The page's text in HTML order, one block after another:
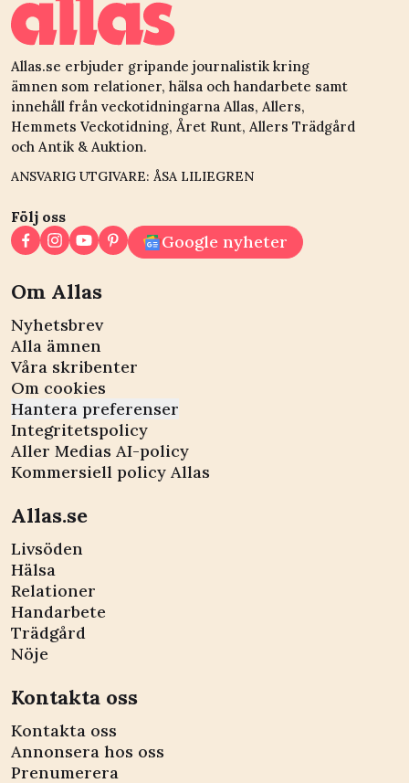
Allas.se erbjuder gripande journalistik kring
ämnen som relationer, hälsa och handarbete samt
innehåll från veckotidningarna Allas, Allers,
Hemmets Veckotidning, Året Runt, Allers Trädgård
och Antik & Auktion.
ANSVARIG UTGIVARE: ÅSA LILIEGREN
Följ oss
Google nyheter
Om Allas
Nyhetsbrev
Alla ämnen
Våra skribenter
Om cookies
Hantera preferenser
Integritetspolicy
Aller Medias AI-policy
Kommersiell policy Allas
Allas.se
Livsöden
Hälsa
Relationer
Handarbete
Trädgård
Nöje
Kontakta oss
Kontakta oss
Annonsera hos oss
Prenumerera